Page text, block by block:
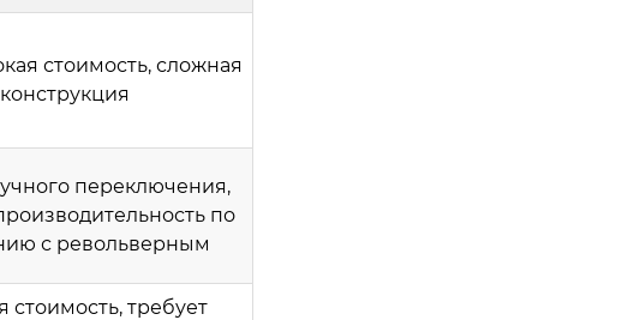
стоимость, сложная
конструкция
переключения,
по
с револьверным
стоимость, требует